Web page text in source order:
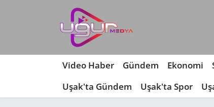
Video Haber Gündem Ekonomi
Uşak'ta Gündem
Uşak'ta Spor
Nöbetçi Eczaneler
Hava Durumu
Namaz Vakitleri